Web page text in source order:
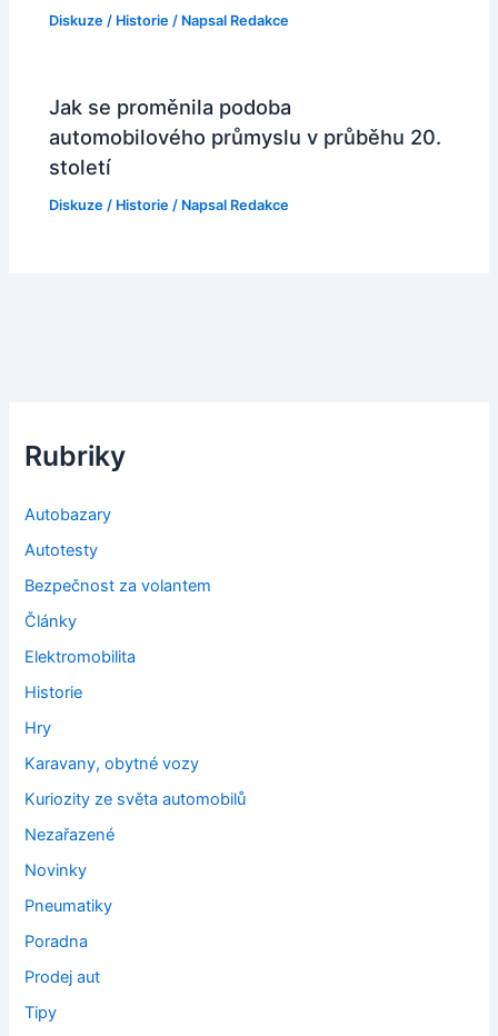
Diskuze / Historie / Napsal Redakce
Jak se proměnila podoba
automobilového průmyslu v průběhu 20.
století
Diskuze / Historie / Napsal Redakce
Rubriky
Autobazary
Autotesty
Bezpečnost za volantem
Články
Elektromobilita
Historie
Hry
Karavany, obytné vozy
Kuriozity ze světa automobilů
Nezařazené
Novinky
Pneumatiky
Poradna
Prodej aut
Tipy